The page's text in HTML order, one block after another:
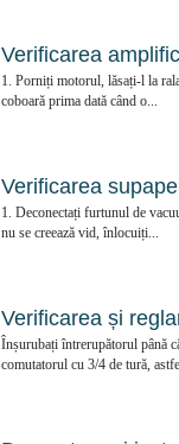
Verificarea
1. Porniți motorul, lăsați-l la
coboară prima dată când o...
Verificarea
1. Deconectați furtunul de
nu se creează vid, înlocuiți...
Verificarea și
Înșurubați întrerupătorul până
comutatorul cu 3/4 de tură,